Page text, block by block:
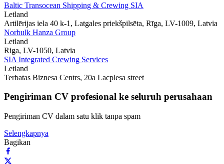
Baltic Transocean Shipping & Crewing SIA
Letland
Artilērijas iela 40 k-1, Latgales priekšpilsēta, Rīga, LV-1009, Latvia
Norbulk Hanza Group
Letland
Riga, LV-1050, Latvia
SIA Integrated Crewing Services
Letland
Terbatas Biznesa Centrs, 20a Lacplesa street
Pengiriman CV profesional ke seluruh perusahaan
Pengiriman CV dalam satu klik tanpa spam
Selengkapnya
Bagikan